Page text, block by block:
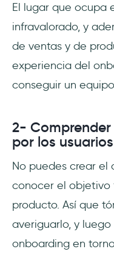
El lugar que ocupa
infravalorado, y
de ventas y de
experiencia del
conseguir un
2-
por los usuarios
No puedes crear el
conocer el objetivo
producto. Así que
averiguarlo, y
onboarding en